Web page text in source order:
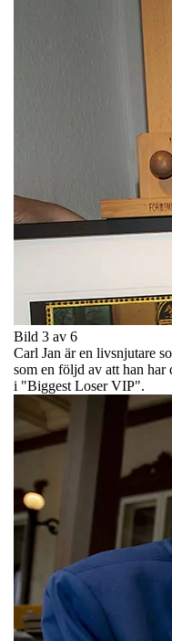
Bild 3 av 6
Carl Jan är en livsnjutare
som en följd av att han har
i "Biggest Loser VIP".